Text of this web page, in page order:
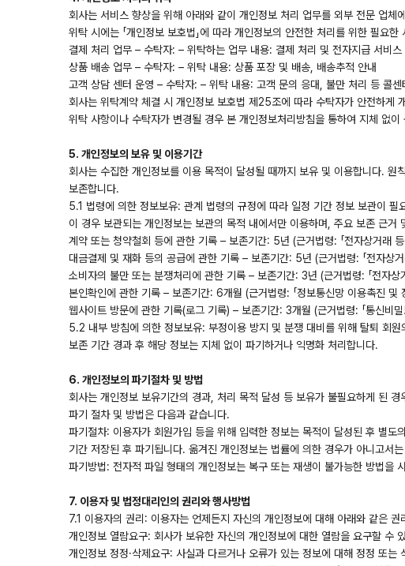
회사는 서비스 향상을 위해 아래와 같이 개인정보 처리 업무를 외부 전문 업체
위탁 시에는 「개인정보 보호법」에 따라 개인정보의 안전한 처리를 위한 필요
결제 처리 업무 – 수탁자: – 위탁하는 업무 내용: 결제 처리 및 전자지급 서비
상품 배송 업무 – 수탁자: – 위탁 내용: 상품 포장 및 배송, 배송추적 안내
고객 상담 센터 운영 – 수탁자: – 위탁 내용: 고객 문의 응대, 불만 처리 등 콜센
회사는 위탁계약 체결 시 개인정보 보호법 제25조에 따라 수탁자가 안전하게
위탁 사항이나 수탁자가 변경될 경우 본 개인정보처리방침을 통하여 지체 없이
5. 개인정보의 보유 및 이용기간
회사는 수집한 개인정보를 이용 목적이 달성될 때까지 보유 및 이용합니다.
보존합니다.
5.1 법령에 의한 정보보유: 관계 법령의 규정에 따라 일정 기간 정보 보관이
이 경우 보관되는 개인정보는 보관의 목적 내에서만 이용하며, 주요 보존 근거
계약 또는 청약철회 등에 관한 기록 – 보존기간: 5년 (근거법령: 「전자상거래
대금결제 및 재화 등의 공급에 관한 기록 – 보존기간: 5년 (근거법령: 「전자상
소비자의 불만 또는 분쟁처리에 관한 기록 – 보존기간: 3년 (근거법령: 「전자상
본인확인에 관한 기록 – 보존기간: 6개월 (근거법령: 「정보통신망 이용촉진 및
웹사이트 방문에 관한 기록(로그 기록) – 보존기간: 3개월 (근거법령: 「통신비밀
5.2 내부 방침에 의한 정보보유: 부정이용 방지 및 분쟁 대비를 위해 탈퇴 회
보존 기간 경과 후 해당 정보는 지체 없이 파기하거나 익명화 처리합니다.
6. 개인정보의 파기절차 및 방법
회사는 개인정보 보유기간의 경과, 처리 목적 달성 등 보유가 불필요하게 된
파기 절차 및 방법은 다음과 같습니다.
파기절차: 이용자가 회원가입 등을 위해 입력한 정보는 목적이 달성된 후 별
기간 저장된 후 파기됩니다. 옮겨진 개인정보는 법률에 의한 경우가 아니고서
파기방법: 전자적 파일 형태의 개인정보는 복구 또는 재생이 불가능한 방법을
7. 이용자 및 법정대리인의 권리와 행사방법
7.1 이용자의 권리: 이용자는 언제든지 자신의 개인정보에 대해 아래와 같은 권
개인정보 열람요구: 회사가 보유한 자신의 개인정보에 대한 열람을 요구할 수
개인정보 정정·삭제요구: 사실과 다르거나 오류가 있는 정보에 대해 정정 또